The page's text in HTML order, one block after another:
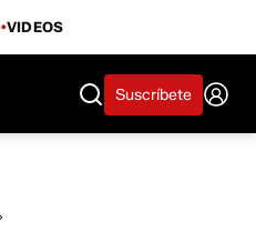
VIDEOS
Suscríbete